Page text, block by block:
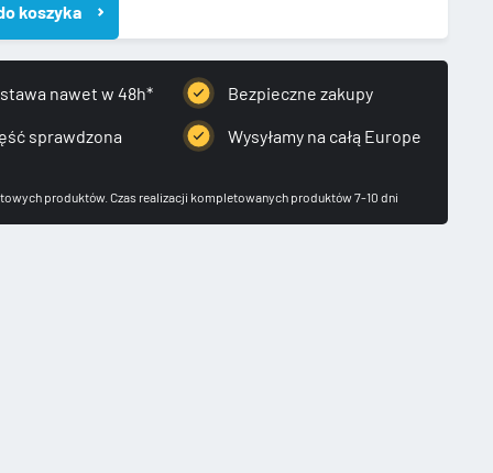
koszyka
nawet w 48h*
sprawdzona
Bezpieczne zakupy
Wysyłamy na całą Europe
produktów. Czas realizacji kompletowanych produktów 7-10 dni